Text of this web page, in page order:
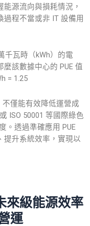
源流向與損耗情況，
程不當或非 IT 設備用
千瓦時（kWh）的電
該數據中心的 PUE 值
= 1.25
不僅能有效降低運營成
ISO 50001 等國際綠色
。透過準確應用 PUE
提升系統效率，實現以
來級能源效率
運